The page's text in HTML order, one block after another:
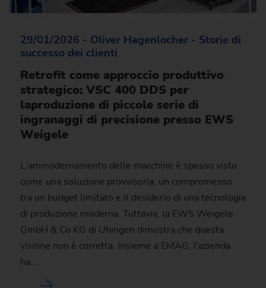
29/01/2026 - Oliver Hagenlocher - Storie di
successo dei clienti
Retrofit come approccio produttivo
strategico: VSC 400 DDS per
laproduzione di piccole serie di
ingranaggi di precisione presso EWS
Weigele
L'ammodernamento delle macchine è spesso visto
come una soluzione provvisoria, un compromesso
tra un budget limitato e il desiderio di una tecnologia
di produzione moderna. Tuttavia, la EWS Weigele
GmbH & Co KG di Uhingen dimostra che questa
visione non è corretta. Insieme a EMAG, l'azienda
ha…